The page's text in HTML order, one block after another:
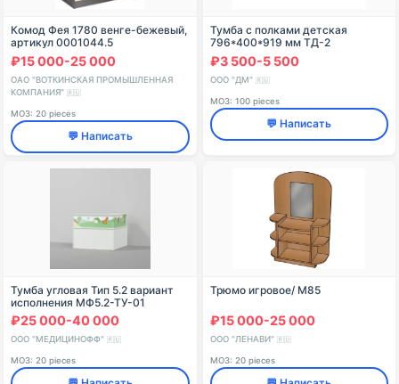
Комод Фея 1780 венге-бежевый,
артикул 0001044.5
₽15 000-25 000
ОАО "ВОТКИНСКАЯ ПРОМЫШЛЕННАЯ
КОМПАНИЯ" 🇷🇺
МОЗ: 20 pieces
💬 Написать
Тумба с полками детская
796*400*919 мм ТД-2
₽3 500-5 500
ООО "ДМ" 🇷🇺
МОЗ: 100 pieces
💬 Написать
Тумба угловая Тип 5.2 вариант
исполнения МФ5.2-ТУ-01
₽25 000-40 000
ООО "МЕДИЦИНОФФ" 🇷🇺
МОЗ: 20 pieces
Трюмо игровое/ М85
₽15 000-25 000
ООО "ЛЕНАВИ" 🇷🇺
МОЗ: 20 pieces